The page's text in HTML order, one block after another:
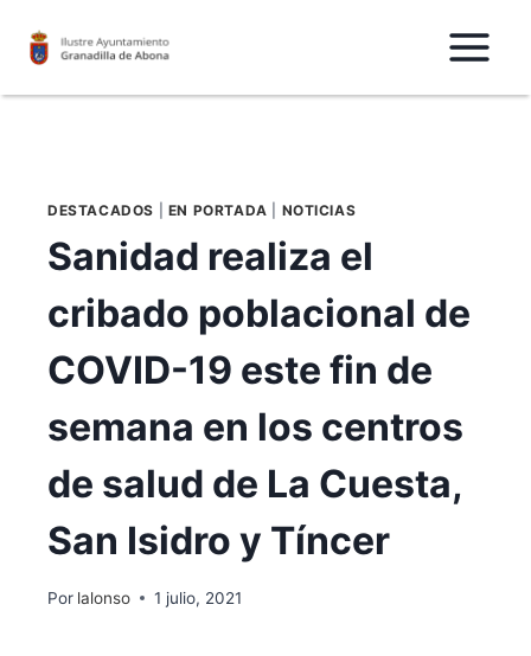
DESTACADOS EN PORTADA NOTICIAS
Sanidad realiza el
cribado poblacional de
COVID-19 este fin de
semana en los centros
de salud de La Cuesta,
San Isidro y Tíncer
Por lalonso 1 julio, 2021